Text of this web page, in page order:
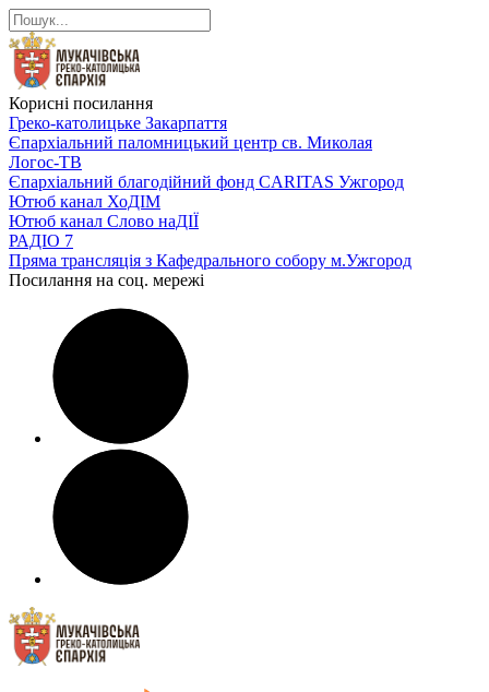
Корисні посилання
Греко-католицьке Закарпаття
Єпархіальний паломницький центр св. Миколая
Логос-ТВ
Єпархіальний благодійний фонд CARITAS Ужгород
Ютюб канал ХоДІМ
Ютюб канал Слово наДІЇ
РАДІО 7
Пряма трансляція з Кафедрального собору м.Ужгород
Посилання на соц. мережі